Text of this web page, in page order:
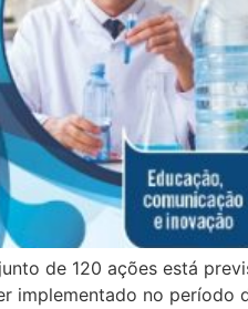
de 120 ações está
implementado no período